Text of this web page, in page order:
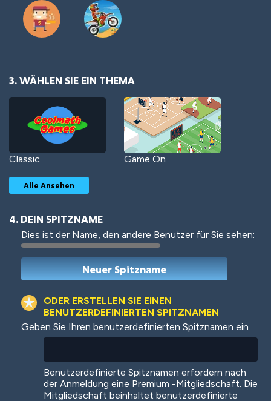
3. WÄHLEN SIE EIN THEMA
Classic Game On
Woof Jungle Cats
Colorful
Alle Ansehen
4. DEIN SPITZNAME
Dies ist der Name, den andere Benutzer für Sie sehen:
ODER ERSTELLEN SIE EINEN
BENUTZERDEFINIERTEN SPITZNAMEN
Geben Sie Ihren benutzerdefinierten Spitznamen ein
Benutzerdefinierte Spitznamen erfordern nach
der Anmeldung eine Premium -Mitgliedschaft. Die
Mitgliedschaft beinhaltet benutzerdefinierte